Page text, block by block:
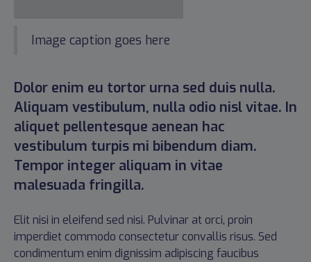
Image caption goes here
Dolor enim eu tortor urna sed duis nulla.
Aliquam vestibulum, nulla odio nisl vitae. In
aliquet pellentesque aenean hac
vestibulum turpis mi bibendum diam.
Tempor integer aliquam in vitae
malesuada fringilla.
Elit nisi in eleifend sed nisi. Pulvinar at orci, proin
imperdiet commodo consectetur convallis risus. Sed
condimentum enim dignissim adipiscing faucibus